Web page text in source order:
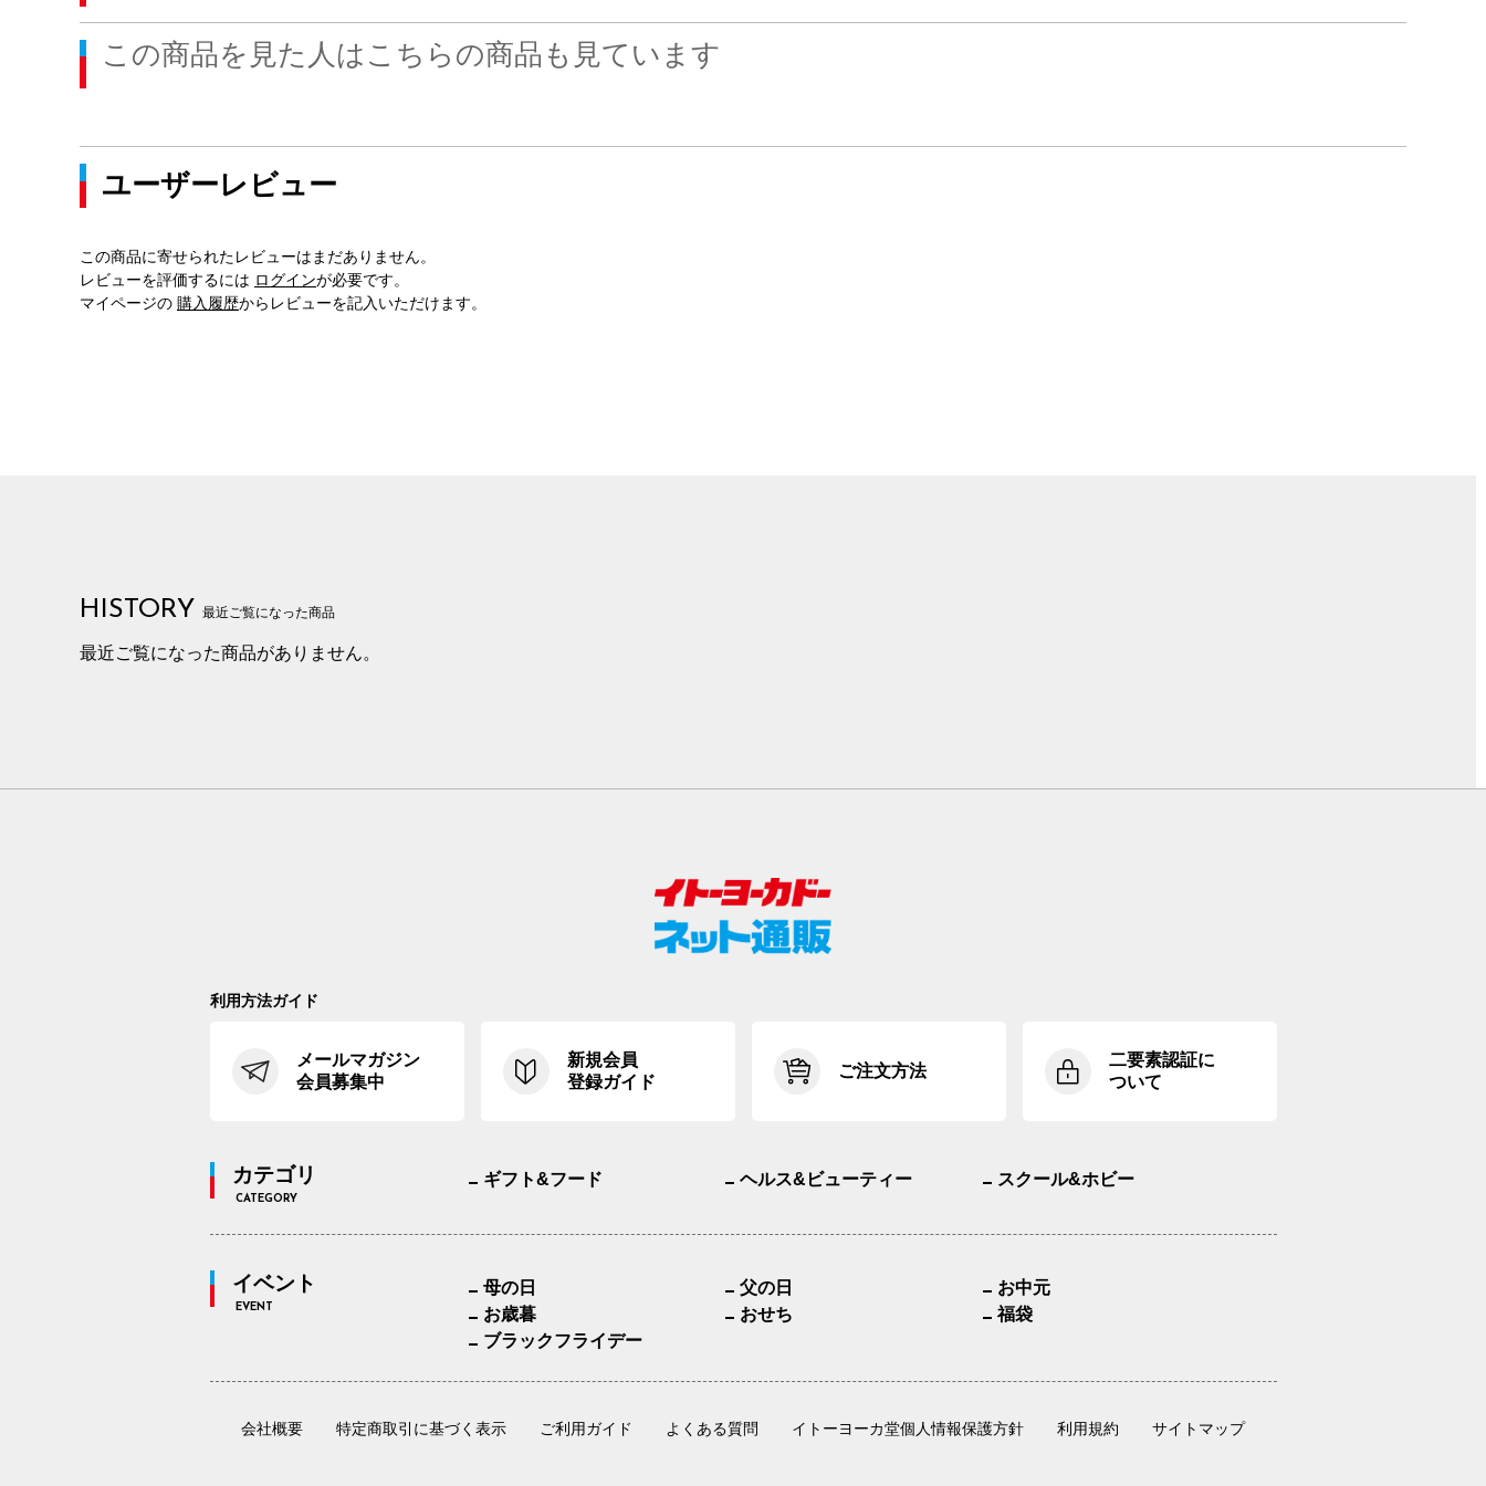
この商品を見た人はこちらの商品も見ています
ユーザーレビュー
この商品に寄せられたレビューはまだありません。
レビューを評価するには ログインが必要です。
マイページの 購入履歴からレビューを記入いただけます。
HISTORY 最近ご覧になった商品
最近ご覧になった商品がありません。
利用方法ガイド
メールマガジン
会員募集中
新規会員
登録ガイド
ご注文方法
二要素認証に
ついて
カテゴリ
CATEGORY
ギフト&フード ヘルス&ビューティー スクール&ホビー
イベント
EVENT
母の日 父の日
お中元
お歳暮
おせち
福袋
ブラックフライデー
会社概要 特定商取引に基づく表示 ご利用ガイド よくある質問 イトーヨーカ堂個人情報保護方針 利用規約 サイトマップ